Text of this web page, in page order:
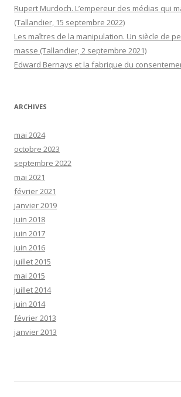
Rupert Murdoch. L’empereur des médias qui
(Tallandier, 15 septembre 2022)
Les maîtres de la manipulation. Un siècle de
masse (Tallandier, 2 septembre 2021)
Edward Bernays et la fabrique du
ARCHIVES
mai 2024
octobre 2023
septembre 2022
mai 2021
février 2021
janvier 2019
juin 2018
juin 2017
juin 2016
juillet 2015
mai 2015
juillet 2014
juin 2014
février 2013
janvier 2013